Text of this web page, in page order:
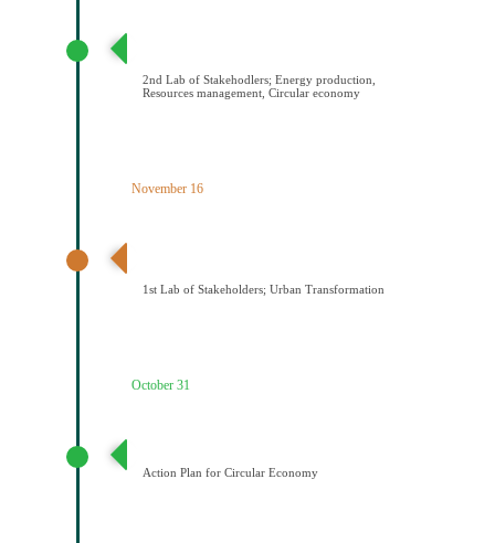
2nd Lab of Stakehodlers; Energy production,
Resources management, Circular economy
November 16
1st Lab of Stakeholders; Urban Transformation
October 31
Action Plan for Circular Economy